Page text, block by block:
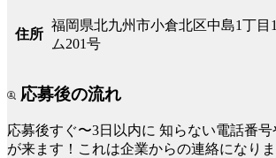
住所
福岡県北九州市小倉北区中島1丁目
ム201号
応募後の流れ
応募後すぐ〜3日以内に 知らない電話番号
が来ます！これは企業からの連絡になり